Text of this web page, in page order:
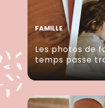
FAMILLE
Les photos de
temps passe